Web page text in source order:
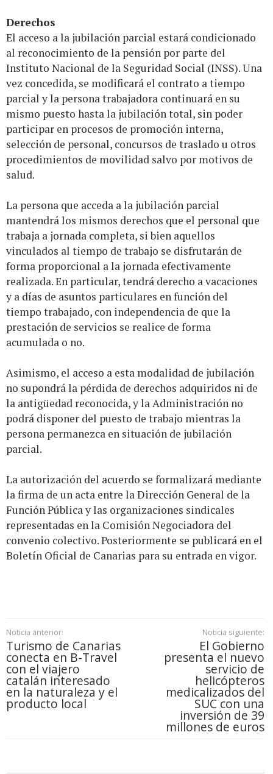
Derechos
El acceso a la jubilación parcial estará condicionado
al reconocimiento de la pensión por parte del
Instituto Nacional de la Seguridad Social (INSS). Una
vez concedida, se modificará el contrato a tiempo
parcial y la persona trabajadora continuará en su
mismo puesto hasta la jubilación total, sin poder
participar en procesos de promoción interna,
selección de personal, concursos de traslado u otros
procedimientos de movilidad salvo por motivos de
salud.
La persona que acceda a la jubilación parcial
mantendrá los mismos derechos que el personal que
trabaja a jornada completa, si bien aquellos
vinculados al tiempo de trabajo se disfrutarán de
forma proporcional a la jornada efectivamente
realizada. En particular, tendrá derecho a vacaciones
y a días de asuntos particulares en función del
tiempo trabajado, con independencia de que la
prestación de servicios se realice de forma
acumulada o no.
Asimismo, el acceso a esta modalidad de jubilación
no supondrá la pérdida de derechos adquiridos ni de
la antigüedad reconocida, y la Administración no
podrá disponer del puesto de trabajo mientras la
persona permanezca en situación de jubilación
parcial.
La autorización del acuerdo se formalizará mediante
la firma de un acta entre la Dirección General de la
Función Pública y las organizaciones sindicales
representadas en la Comisión Negociadora del
convenio colectivo. Posteriormente se publicará en el
Boletín Oficial de Canarias para su entrada en vigor.
Noticia anterior:
Turismo de Canarias
conecta en B-Travel
con el viajero
catalán interesado
en la naturaleza y el
producto local
Noticia siguiente:
El Gobierno
presenta el nuevo
servicio de
helicópteros
medicalizados del
SUC con una
inversión de 39
millones de euros